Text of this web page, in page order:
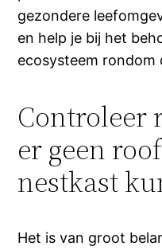
gezondere
en help je bij het
ecosysteem rondom
Controleer
er geen
nestkast
Het is van groot